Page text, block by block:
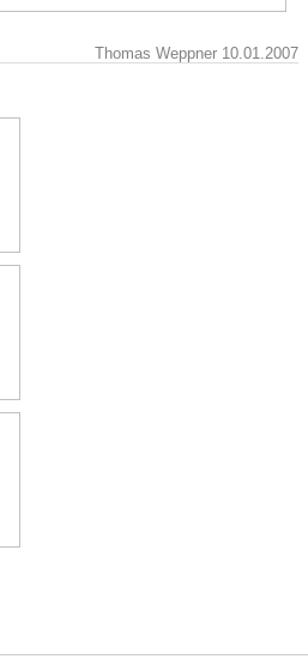
Thomas Weppner 10.01.2007